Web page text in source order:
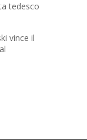
tedesco
vince il